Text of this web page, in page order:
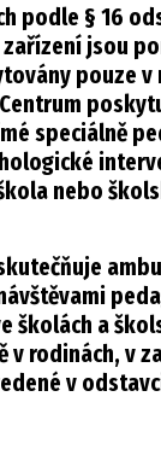
podle § 16
jsou
pouze v
speciálně
nebo
školách a
v rodinách, v
v